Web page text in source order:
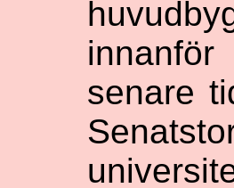
senare